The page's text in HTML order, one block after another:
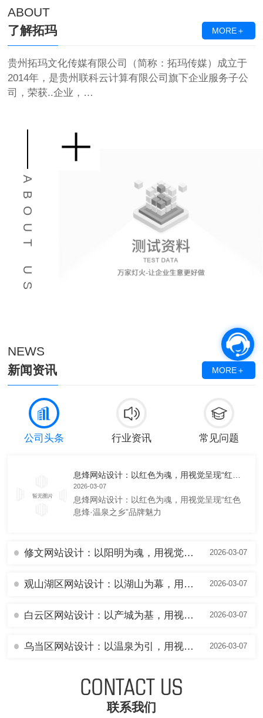
ABOUT
了解拓玛
MORE＋
贵州拓玛文化传媒有限公司（简称：拓玛传媒）成立于
2014年，是贵州联科云计算有限公司旗下企业服务子公
司，荣获..企业，…
ABOUT US
NEWS
新闻资讯
MORE＋
公司头条 行业资讯 常见问题
2026-03-07
息烽网站设计：以红色为魂，用视觉呈现“红色
息烽·温泉之乡”品牌魅力
2026-03-07
修文网站设计：以阳明为魂，用视觉书写“心学圣地·猕香修文”品牌故事
2026-03-07
观山湖区网站设计：以湖山为幕，用视觉彰显“现代新城·数谷之心”品牌气象
2026-03-07
白云区网站设计：以产城为基，用视觉呈现“数谷新翼·活力白云”品牌新貌
2026-03-07
乌当区网站设计：以温泉为引，用视觉描绘“林城氧吧·活力乌当”品牌画卷
联系我们